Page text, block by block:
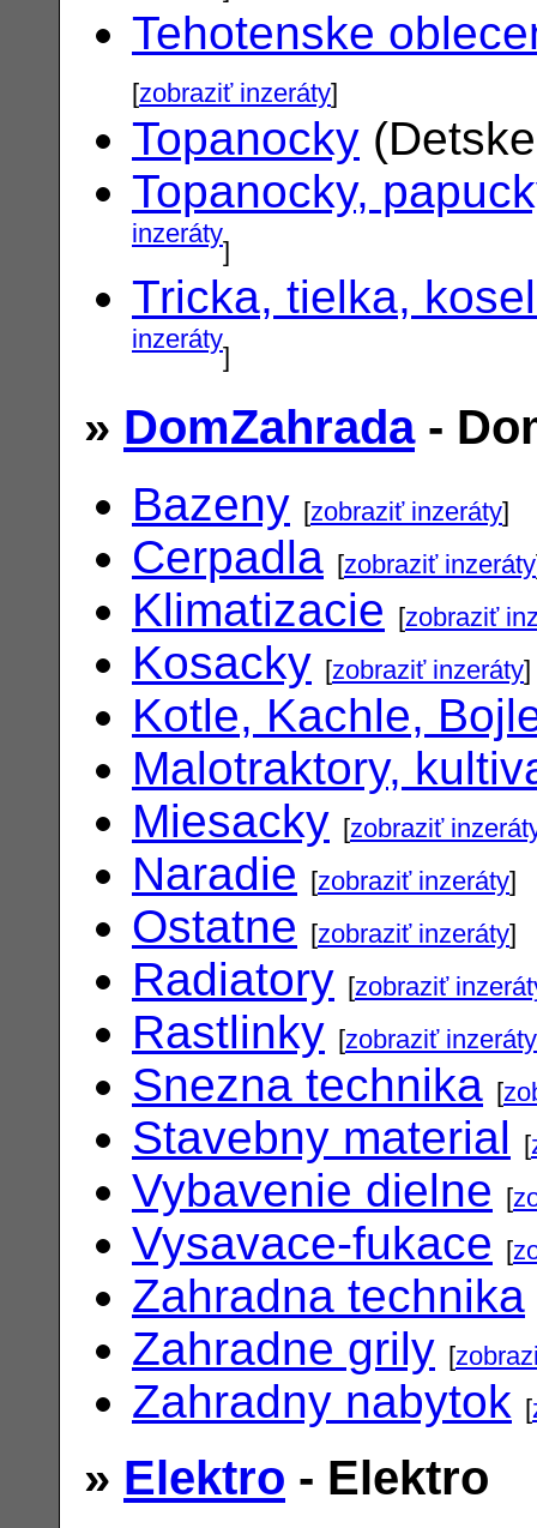
Tehotenske
[zobraziť inzeráty]
Topanocky
Topanocky,
inzeráty]
Tricka, tielka,
inzeráty]
» DomZahrada-
Bazeny [zobraziť inzeráty]
Cerpadla [zobraziť inzeráty
Klimatizacie [zobraziť
Kosacky [zobraziť inzeráty]
Kotle, Kachle,
Malotraktory,
Miesacky [zobraziť
Naradie [zobraziť inzeráty]
Ostatne [zobraziť inzeráty]
Radiatory [zobraziť
Rastlinky [zobraziť inzeráty
Snezna technika [
Stavebny material [
Vybavenie dielne [
Vysavace-fukace [
Zahradna technika
Zahradne grily [
Zahradny nabytok [
» Elektro - Elektro